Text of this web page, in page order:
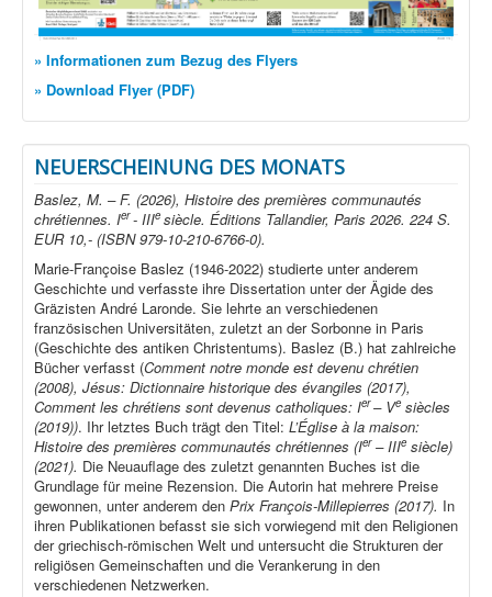
» Informationen zum Bezug des Flyers
» Download Flyer (PDF)
NEUERSCHEINUNG DES MONATS
Baslez, M. – F. (2026), Histoire des premières communautés
chrétiennes. Ier- IIIe siècle. Éditions Tallandier, Paris 2026. 224 S.
EUR 10,- (ISBN 979-10-210-6766-0).
Marie-Françoise Baslez (1946-2022) studierte unter anderem
Geschichte und verfasste ihre Dissertation unter der Ägide des
Gräzisten André Laronde. Sie lehrte an verschiedenen
französischen Universitäten, zuletzt an der Sorbonne in Paris
(Geschichte des antiken Christentums). Baslez (B.) hat zahlreiche
Bücher verfasst (Comment notre monde est devenu chrétien
(2008), Jésus: Dictionnaire historique des évangiles (2017),
Comment les chrétiens sont devenus catholiques: Ier– Ve siècles
(2019)). Ihr letztes Buch trägt den Titel: L’Église à la maison:
Histoire des premières communautés chrétiennes (Ier– IIIe siècle)
(2021). Die Neuauflage des zuletzt genannten Buches ist die
Grundlage für meine Rezension. Die Autorin hat mehrere Preise
gewonnen, unter anderem den Prix François-Millepierres (2017). In
ihren Publikationen befasst sie sich vorwiegend mit den Religionen
der griechisch-römischen Welt und untersucht die Strukturen der
religiösen Gemeinschaften und die Verankerung in den
verschiedenen Netzwerken.